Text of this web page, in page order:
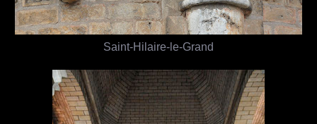
Saint-Hilaire-le-Grand